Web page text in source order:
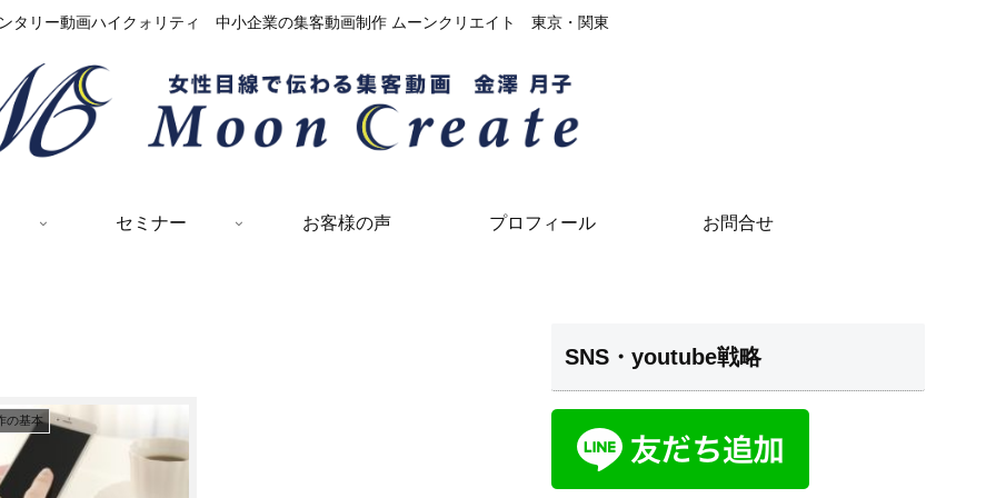
タリー動画ハイクォリティ 中小企業の集客動画制作 ムーンクリエイト 東京・関東
セミナー お客様の声 プロフィール お問合せ
の基本
SNS・youtube戦略